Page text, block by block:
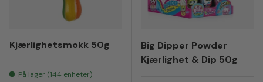
Kjærlighetsmokk 50g
På lager (144 enheter)
Big Dipper Powder
Kjærlighet & Dip 50g